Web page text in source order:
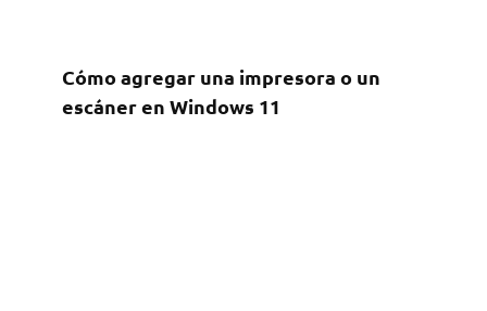
Cómo agregar una impresora o un
escáner en Windows 11